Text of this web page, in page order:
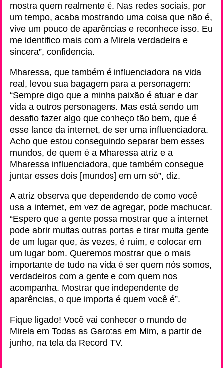
mostra quem realmente é. Nas redes sociais, por
um tempo, acaba mostrando uma coisa que não é,
vive um pouco de aparências e reconhece isso. Eu
me identifico mais com a Mirela verdadeira e
sincera”, confidencia.
Mharessa, que também é influenciadora na vida
real, levou sua bagagem para a personagem:
“Sempre digo que a minha paixão é atuar e dar
vida a outros personagens. Mas está sendo um
desafio fazer algo que conheço tão bem, que é
esse lance da internet, de ser uma influenciadora.
Acho que estou conseguindo separar bem esses
mundos, de quem é a Mharessa atriz e a
Mharessa influenciadora, que também consegue
juntar esses dois [mundos] em um só”, diz.
A atriz observa que dependendo de como você
usa a internet, em vez de agregar, pode machucar.
“Espero que a gente possa mostrar que a internet
pode abrir muitas outras portas e tirar muita gente
de um lugar que, às vezes, é ruim, e colocar em
um lugar bom. Queremos mostrar que o mais
importante de tudo na vida é ser quem nós somos,
verdadeiros com a gente e com quem nos
acompanha. Mostrar que independente de
aparências, o que importa é quem você é”.
Fique ligado! Você vai conhecer o mundo de
Mirela em Todas as Garotas em Mim, a partir de
junho, na tela da Record TV.